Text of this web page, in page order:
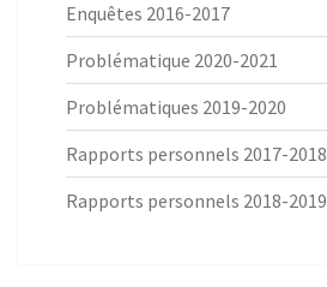
Enquêtes 2016-2017
Problématique 2020-2021
Problématiques 2019-2020
Rapports personnels 2017-2018
Rapports personnels 2018-2019